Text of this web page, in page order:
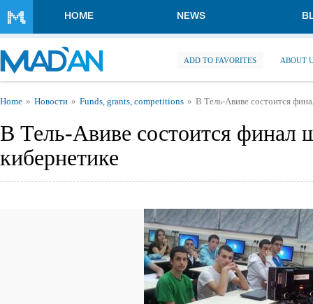
HOME NEWS
ADD TO FAVORITES ABOUT
You are here
Home Новости Funds, grants, competitions В Тель-Авиве состоится
В Тель-Авиве состоится финал
кибернетике